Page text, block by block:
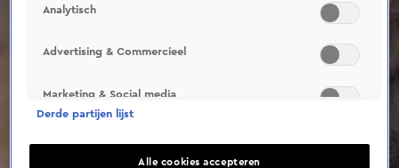
Analytisch
Advertising & Commercieel
Marketing & Social media
Derde partijen lijst
Alle cookies accepteren